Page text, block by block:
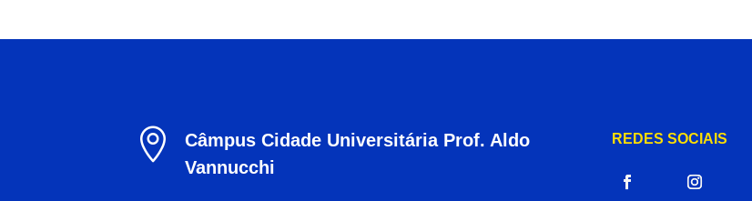

Câmpus Cidade Universitária Prof. Aldo
Vannucchi
REDES SOCIAIS